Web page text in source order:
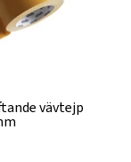
vävtejp